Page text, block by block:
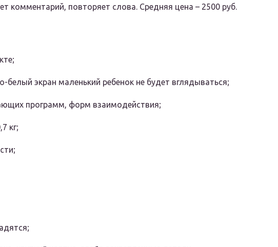
комментарий, повторяет слова. Средняя цена – 2500 руб.
белый экран маленький ребенок не будет вглядываться;
программ, форм взаимодействия;
кг;